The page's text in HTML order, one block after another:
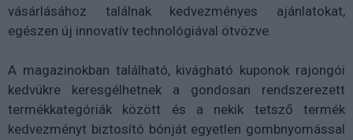
vásárlásához találnak kedvezményes ajánlatokat,
egészen új innovatív technológiával ötvözve.
A magazinokban található, kivágható kuponok rajongói
kedvükre keresgélhetnek a gondosan rendszerezett
termékkategóriák között és a nekik tetsző termék
kedvezményt biztosító bónját egyetlen gombnyomással